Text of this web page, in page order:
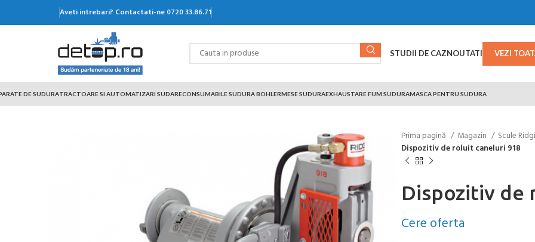
Aveti intrebari? Contactati-ne 0720 33.86.71
STUDII DE CAZNOUTATI VEZI
DE SUDURATRACTOARE SI AUTOMATIZARI SUDARECONSUMABILE SUDURA BOHLERMESE SUDURAEXHAUSTARE FUM SUDURAMASCA PENTRU SUDURA
Prima pagină Magazin
Scule
Dispozitiv de roluit caneluri 918
Dispozitiv de
Cere oferta